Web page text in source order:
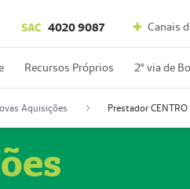
SAC 4020 9087 Canais
Recursos Próprios 2º via de
Aquisições Prestador